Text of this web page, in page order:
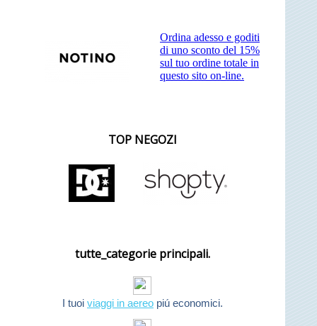
Ordina adesso e goditi
di uno sconto del 15%
sul tuo ordine totale in
questo sito on-line.
TOP NEGOZI
tutte_categorie principali.
I tuoi viaggi in aereopiú economici.